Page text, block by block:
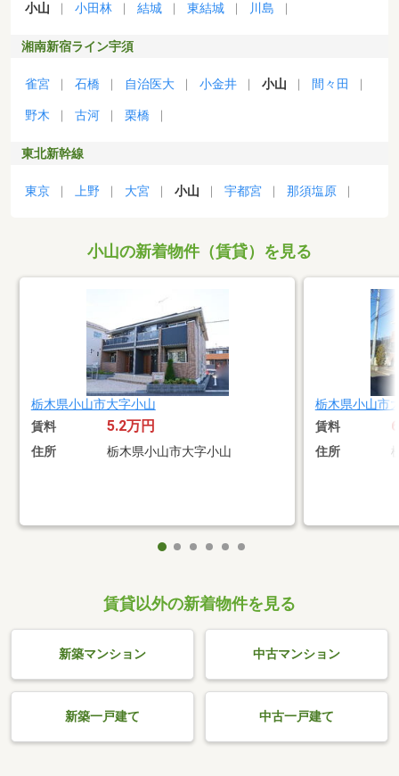
小山 小田林 結城 東結城 川島
湘南新宿ライン宇須
雀宮 石橋 自治医大 小金井 小山 間々田
野木 古河 栗橋
東北新幹線
東京 上野 大宮 小山 宇都宮 那須塩原
小山の新着物件（賃貸）を見る
栃木県小山市大字小山
賃料 5.2万円
住所 栃木県小山市大字小山
栃木県小山市
賃料
住所
賃貸以外の新着物件を見る
新築マンション 中古マンション
新築一戸建て 中古一戸建て